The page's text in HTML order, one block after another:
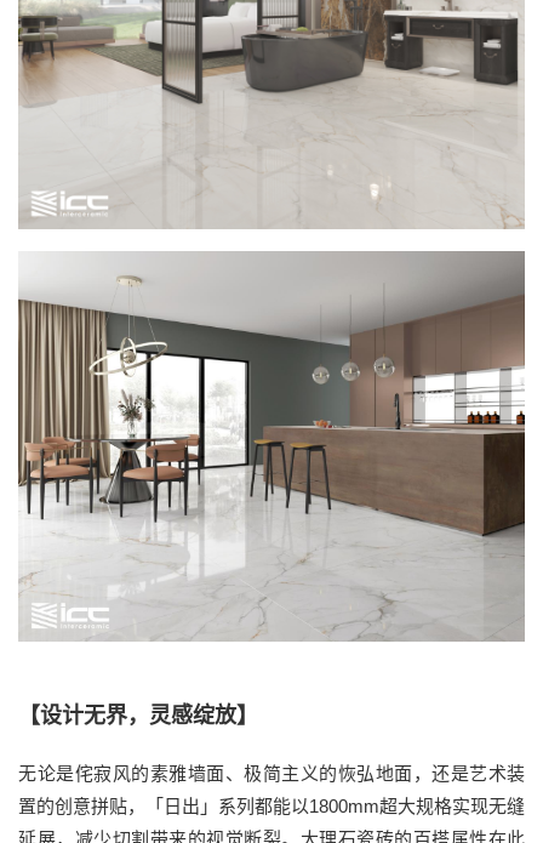
【设计无界，灵感绽放】
无论是侘寂风的素雅墙面、极简主义的恢弘地面，还是艺术装
置的创意拼贴，「日出」系列都能以1800mm超大规格实现无缝
延展，减少切割带来的视觉断裂。大理石瓷砖的百搭属性在此